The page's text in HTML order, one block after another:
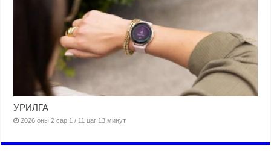
УРИЛГА
2026 оны 2 сар 1 / 11 цаг 13 минут